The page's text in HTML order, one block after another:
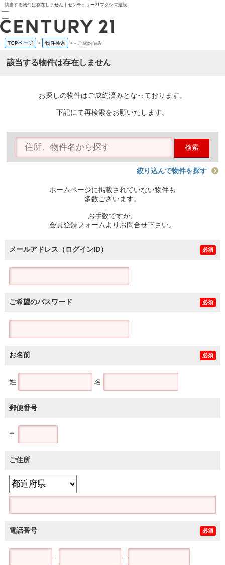
該当する物件は存在しません｜センチュリー21フクシマ建設
売買部
0120-800-844
賃貸部
会員メニュー
物件を探す
購入TOP
条件から探す
住宅ローン控除シミュレータ
TOPページ > 物件検索 >- ご成約済み
該当する物件は存在しません
お探しの物件はご成約済みとなっております。
下記にて再検索をお願いたします。
検索
絞り込んで物件を探す
ホームページに掲載されていない物件も
多数ございます。
お手数ですが、
会員登録フォームよりお問合せ下さい。
メールアドレス（ログインID） 必須
ご希望のパスワード 必須
お名前 必須
姓 名
郵便番号
〒
ご住所
電話番号 必須
- -